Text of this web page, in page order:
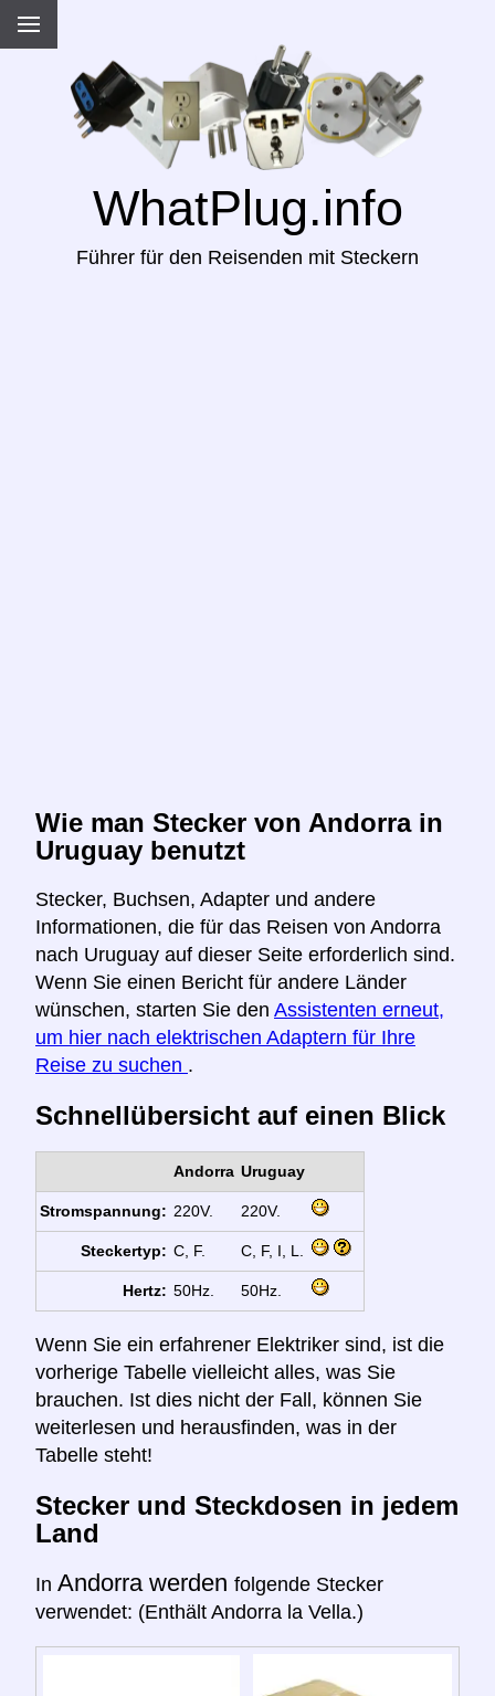
WhatPlug.info
Führer für den Reisenden mit Steckern
Wie man Stecker von Andorra in
Uruguay benutzt
Stecker, Buchsen, Adapter und andere
Informationen, die für das Reisen von Andorra
nach Uruguay auf dieser Seite erforderlich sind.
Wenn Sie einen Bericht für andere Länder
wünschen, starten Sie den Assistenten erneut,
um hier nach elektrischen Adaptern für Ihre
Reise zu suchen .
Schnellübersicht auf einen Blick
Andorra Uruguay
Stromspannung: 220V. 220V.
Steckertyp: C, F. C, F, I, L.
Hertz: 50Hz. 50Hz.
Wenn Sie ein erfahrener Elektriker sind, ist die
vorherige Tabelle vielleicht alles, was Sie
brauchen. Ist dies nicht der Fall, können Sie
weiterlesen und herausfinden, was in der
Tabelle steht!
Stecker und Steckdosen in jedem
Land
In Andorra werden folgende Stecker
verwendet: (Enthält Andorra la Vella.)